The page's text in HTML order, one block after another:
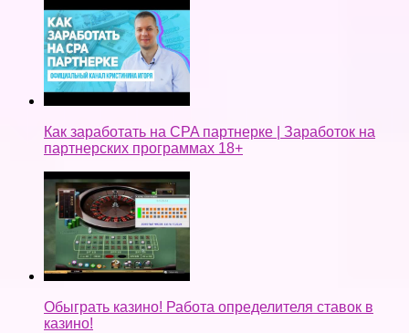
Как заработать на CPA партнерке | Заработок на
партнерских программах 18+
Обыграть казино! Работа определителя ставок в
казино!